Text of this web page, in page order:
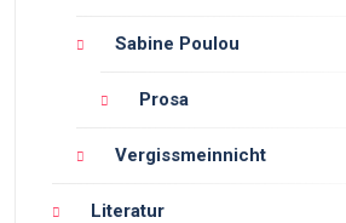
Sabine Poulou
Prosa
Vergissmeinnicht
Literatur